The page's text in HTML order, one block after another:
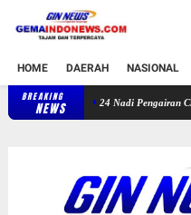
HOME DAERAH NASIONAL
BREAKING
NEWS
24 Nadi Pengairan Cikulur Resmi